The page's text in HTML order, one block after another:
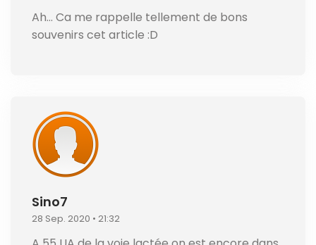
Ah… Ca me rappelle tellement de bons
souvenirs cet article :D
Sino7
28 Sep. 2020 • 21:32